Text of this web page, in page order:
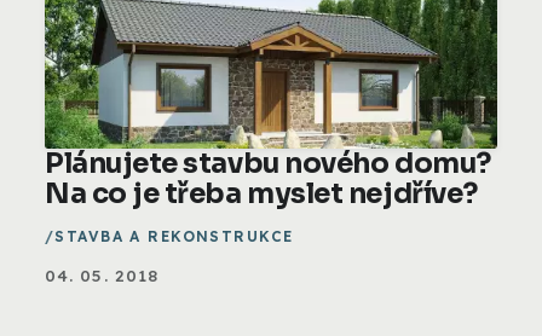
Plánujete stavbu nového domu?
Na co je třeba myslet nejdříve?
STAVBA A REKONSTRUKCE
04. 05. 2018